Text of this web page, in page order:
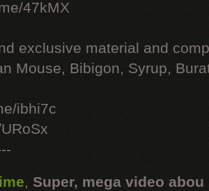
47kMX
exclusive material and
Mouse, Bibigon, Syrup,
ibhi7c
, Super, mega video abou